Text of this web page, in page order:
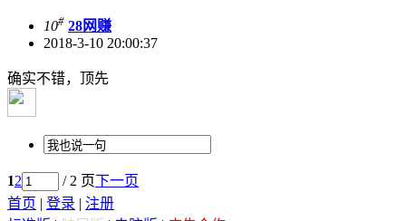
10# 28网赚
2018-3-10 20:00:37
确实不错，顶先
12 / 2 页下一页
首页 | 登录 | 注册